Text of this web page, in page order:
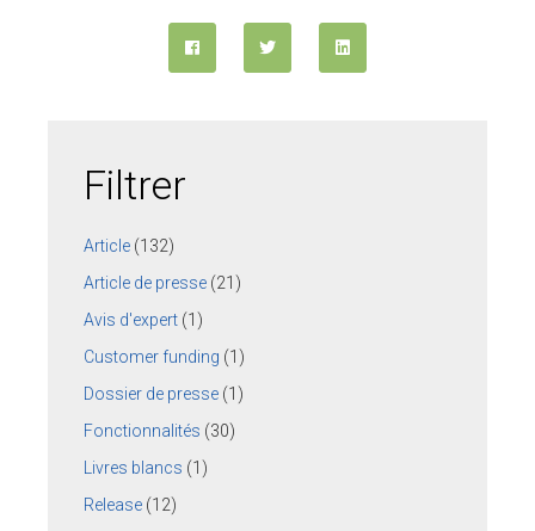
Filtrer
Article (132)
Article de presse (21)
Avis d'expert (1)
Customer funding (1)
Dossier de presse (1)
Fonctionnalités (30)
Livres blancs (1)
Release (12)